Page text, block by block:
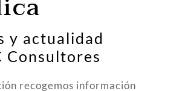
y actualidad
Consultores
recogemos información